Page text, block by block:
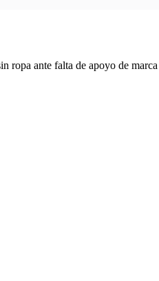
ropa ante falta de apoyo de